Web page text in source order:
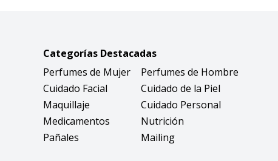
Categorías Destacadas
Perfumes de Mujer
Perfumes de Hombre
Cuidado Facial
Cuidado de la Piel
Maquillaje
Cuidado Personal
Medicamentos
Nutrición
Pañales
Mailing